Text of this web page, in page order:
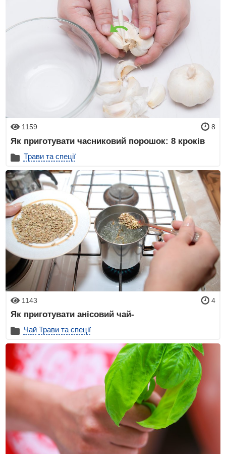
1159 8
Як приготувати часниковий порошок: 8 кроків
Трави та спеції
1143 4
Як приготувати анісовий чай-
Чай Трави та спеції